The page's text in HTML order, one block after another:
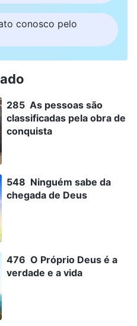
conosco pelo
285 As pessoas são
classificadas pela obra de
conquista
548 Ninguém sabe da
chegada de Deus
476 O Próprio Deus é a
verdade e a vida